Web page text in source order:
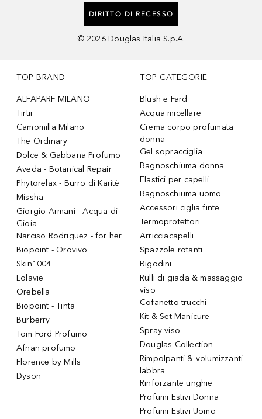
DIRITTO DI RECESSO
© 2026 Douglas Italia S.p.A.
TOP BRAND
ALFAPARF MILANO
Tirtir
Camomilla Milano
The Ordinary
Dolce & Gabbana Profumo
Aveda - Botanical Repair
Phytorelax - Burro di Karitè
Missha
Giorgio Armani - Acqua di
Gioia
Narciso Rodriguez - for her
Biopoint - Orovivo
Skin1004
Lolavie
Orebella
Biopoint - Tinta
Burberry
Tom Ford Profumo
Afnan profumo
Florence by Mills
Dyson
TOP CATEGORIE
Blush e Fard
Acqua micellare
Crema corpo profumata
donna
Gel sopracciglia
Bagnoschiuma donna
Elastici per capelli
Bagnoschiuma uomo
Accessori ciglia finte
Termoprotettori
Arricciacapelli
Spazzole rotanti
Bigodini
Rulli di giada & massaggio
viso
Cofanetto trucchi
Kit & Set Manicure
Spray viso
Douglas Collection
Rimpolpanti & volumizzanti
labbra
Rinforzante unghie
Profumi Estivi Donna
Profumi Estivi Uomo